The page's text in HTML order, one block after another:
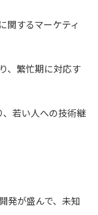
関するマーケティ
、繁忙期に対応す
若い人への技術継
発が盛んで、未知